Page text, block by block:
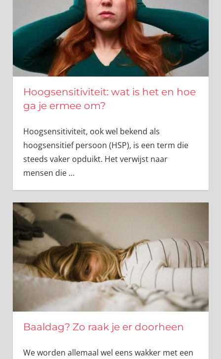
Hoogsensitiviteit: wat is het en hoe
ga je ermee om?
Hoogsensitiviteit, ook wel bekend als
hoogsensitief persoon (HSP), is een term die
steeds vaker opduikt. Het verwijst naar
mensen die …
Baaldag? Zo raak je er doorheen
We worden allemaal wel eens wakker met een